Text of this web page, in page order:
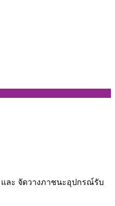
และ จัดวางภาชนะอุปกรณ์รับ